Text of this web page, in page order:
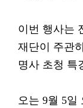
이번 행사는
재단이 주관
명사 초청 특
오는 9월 5일